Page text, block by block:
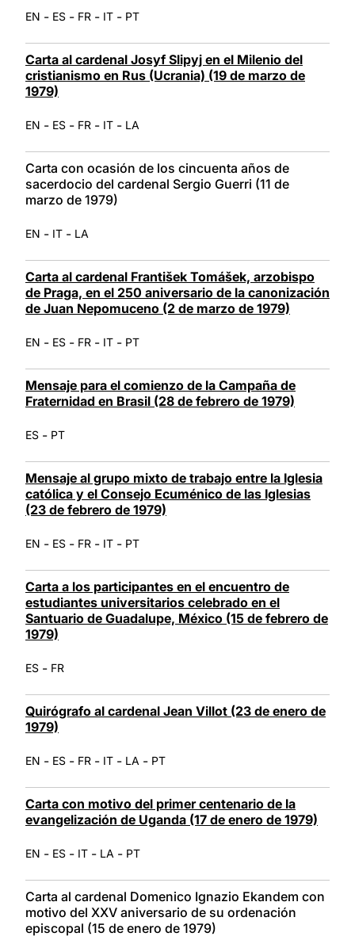
EN - ES - FR - IT - PT
Carta al cardenal Josyf Slipyj en el Milenio del
cristianismo en Rus (Ucrania) (19 de marzo de
1979)
EN - ES - FR - IT - LA
Carta con ocasión de los cincuenta años de
sacerdocio del cardenal Sergio Guerri (11 de
marzo de 1979)
EN - IT - LA
Carta al cardenal František Tomášek, arzobispo
de Praga, en el 250 aniversario de la canonización
de Juan Nepomuceno (2 de marzo de 1979)
EN - ES - FR - IT - PT
Mensaje para el comienzo de la Campaña de
Fraternidad en Brasil (28 de febrero de 1979)
ES - PT
Mensaje al grupo mixto de trabajo entre la Iglesia
católica y el Consejo Ecuménico de las Iglesias
(23 de febrero de 1979)
EN - ES - FR - IT - PT
Carta a los participantes en el encuentro de
estudiantes universitarios celebrado en el
Santuario de Guadalupe, México (15 de febrero de
1979)
ES - FR
Quirógrafo al cardenal Jean Villot (23 de enero de
1979)
EN - ES - FR - IT - LA - PT
Carta con motivo del primer centenario de la
evangelización de Uganda (17 de enero de 1979)
EN - ES - IT - LA - PT
Carta al cardenal Domenico Ignazio Ekandem con
motivo del XXV aniversario de su ordenación
episcopal (15 de enero de 1979)